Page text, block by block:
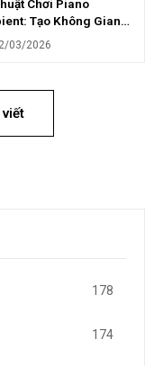
Chơi Piano
Tạo Không Gian
Mộng Mơ
03/2026
178
174